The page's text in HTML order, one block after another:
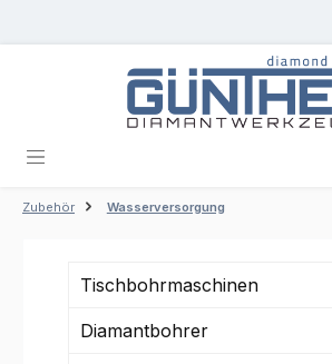
Zubehör Wasserversorgung
Tischbohrmaschinen
Diamantbohrer